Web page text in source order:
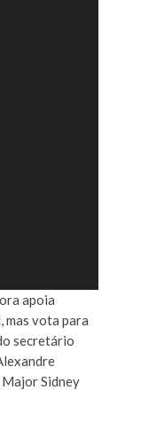
apoia
mas vota para
secretário
Sidney